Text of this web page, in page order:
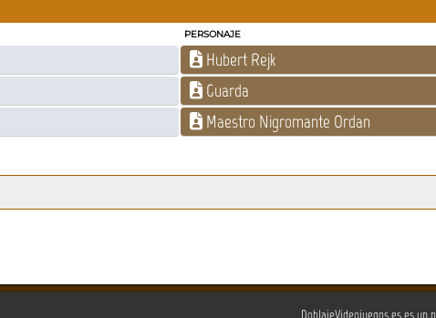
PERSONAJE
Hubert Rejk
Guarda
Maestro Nigromante Ordan
DoblajeVideojuegos.es es